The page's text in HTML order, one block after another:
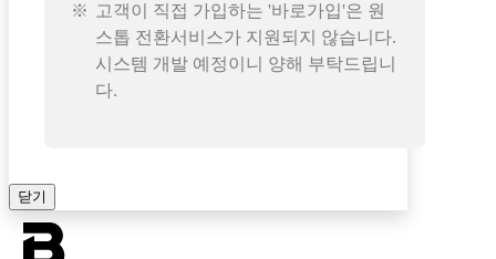
고객이 직접 가입하는 '바로가입'은 원
스톱 전환서비스가 지원되지 않습니다.
시스템 개발 예정이니 양해 부탁드립니
다.
닫기